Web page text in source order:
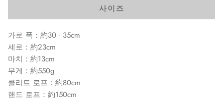
사이즈
가로 폭：約30 - 35cm
세로：約23cm
마치：約13cm
무게：約550g
클리트 로프：約80cm
핸드 로프：約150cm